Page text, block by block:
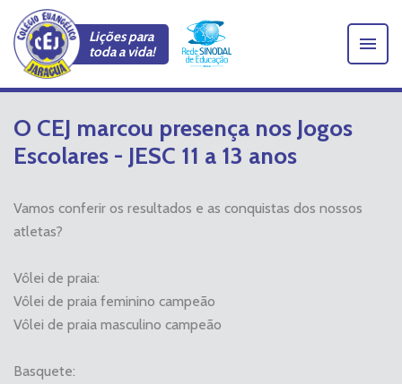
Lições para
toda a vida!
O CEJ marcou presença nos Jogos
Escolares - JESC 11 a 13 anos
Vamos conferir os resultados e as conquistas dos nossos
atletas?
Vôlei de praia:
Vôlei de praia feminino campeão
Vôlei de praia masculino campeão
Basquete: